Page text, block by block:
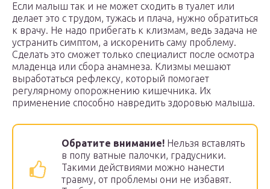
Если малыш так и не может сходить в туалет или
делает это с трудом, тужась и плача, нужно обратиться
к врачу. Не надо прибегать к клизмам, ведь задача не
устранить симптом, а искоренить саму проблему.
Сделать это сможет только специалист после осмотра
младенца или сбора анамнеза. Клизмы мешают
выработаться рефлексу, который помогает
регулярному опорожнению кишечника. Их
применение способно навредить здоровью малыша.
Обратите внимание! Нельзя вставлять
в попу ватные палочки, градусники.
Такими действиями можно нанести
травму, от проблемы они не избавят.